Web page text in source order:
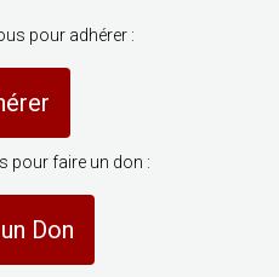
pour adhérer :
pour faire un don :
Don